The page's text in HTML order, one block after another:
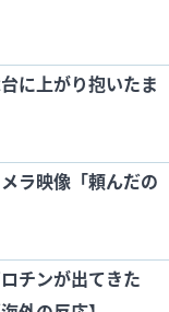
に上がり抱いたま
ラ映像「頼んだの
チンが出てきた